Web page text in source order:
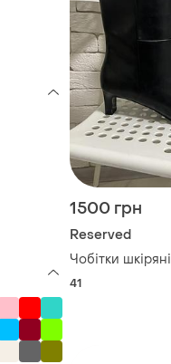
1500 грн
Reserved
Чобітки шкіряні
41